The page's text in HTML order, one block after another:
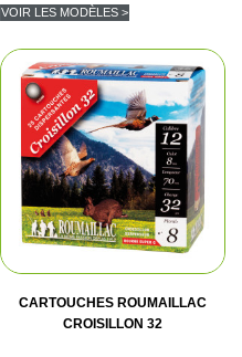
VOIR LES MODÈLES >
CARTOUCHES ROUMAILLAC
CROISILLON 32